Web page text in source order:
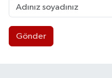
Gönder